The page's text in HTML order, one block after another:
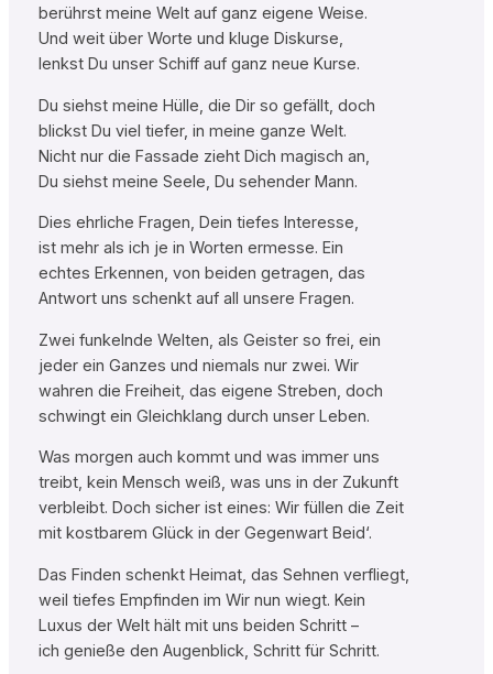
berührst meine Welt auf ganz eigene Weise.
Und weit über Worte und kluge Diskurse,
lenkst Du unser Schiff auf ganz neue Kurse.
Du siehst meine Hülle, die Dir so gefällt, doch
blickst Du viel tiefer, in meine ganze Welt.
Nicht nur die Fassade zieht Dich magisch an,
Du siehst meine Seele, Du sehender Mann.
Dies ehrliche Fragen, Dein tiefes Interesse,
ist mehr als ich je in Worten ermesse. Ein
echtes Erkennen, von beiden getragen, das
Antwort uns schenkt auf all unsere Fragen.
Zwei funkelnde Welten, als Geister so frei, ein
jeder ein Ganzes und niemals nur zwei. Wir
wahren die Freiheit, das eigene Streben, doch
schwingt ein Gleichklang durch unser Leben.
Was morgen auch kommt und was immer uns
treibt, kein Mensch weiß, was uns in der Zukunft
verbleibt. Doch sicher ist eines: Wir füllen die Zeit
mit kostbarem Glück in der Gegenwart Beid‘.
Das Finden schenkt Heimat, das Sehnen verfliegt,
weil tiefes Empfinden im Wir nun wiegt. Kein
Luxus der Welt hält mit uns beiden Schritt –
ich genieße den Augenblick, Schritt für Schritt.